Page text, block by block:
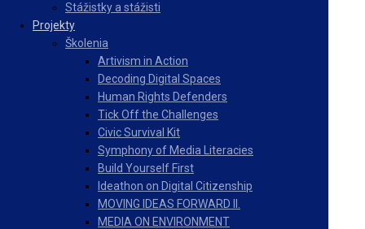
Stážistky a stážisti
Projekty
Školenia
Artivism in Action
Decoding Digital Spaces
Human Rights Defenders
Tick Off the Challenges
Civic Survival Kit
Symphony of Media Literacies
Build Yourself First
Ideathon on Digital Citizenship
MOVING IDEAS FORWARD II.
MEDIA ON ENVIRONMENT